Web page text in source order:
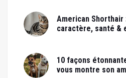
American
caractère, santé &
10 façons
vous montre son